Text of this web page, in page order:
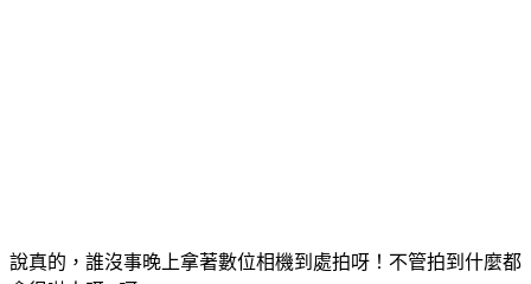
說真的，誰沒事晚上拿著數位相機到處拍呀！不管拍到什麼都